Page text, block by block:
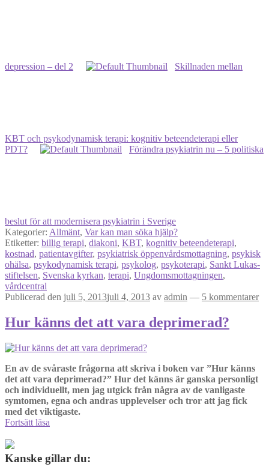
depression – del 2 Skillnaden mellan
KBT och psykodynamisk terapi: kognitiv beteendeterapi eller
PDT?
Förändra psykiatrin nu – 5 politiska
beslut för att modernisera psykiatrin i Sverige
Kategorier: Allmänt, Var kan man söka hjälp?
Etiketter: billig terapi, diakoni, KBT, kognitiv beteendeterapi,
kostnad, patientavgifter, psykiatrisk öppenvårdsmottagning, psykisk
ohälsa, psykodynamisk terapi, psykolog, psykoterapi, Sankt Lukas-
stiftelsen, Svenska kyrkan, terapi, Ungdomsmottagningen,
vårdcentral
Publicerad den juli 5, 2013juli 4, 2013 av admin — 5 kommentarer
Hur känns det att vara deprimerad?
En av de svåraste frågorna att skriva i boken var ”Hur känns
det att vara deprimerad?” Hur det känns är ganska personligt
och individuellt, men jag utgick från några av de vanligaste
symtomen, egna och andras upplevelser och tror att jag fick
med det viktigaste.
Fortsätt läsa
att
vara
Kanske gillar du: